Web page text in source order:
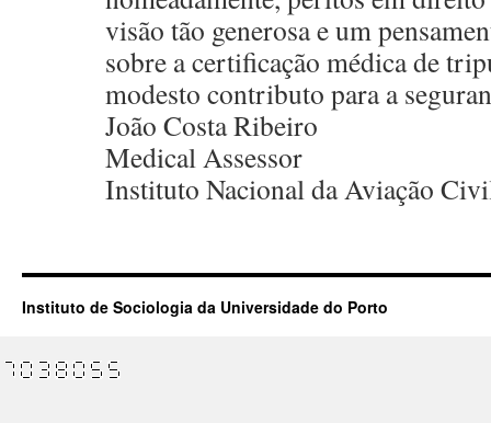
visão tão generosa e um
sobre a certificação médica de
modesto contributo para a
João Costa Ribeiro
Medical Assessor
Instituto Nacional da Aviação
Instituto de Sociologia da Universidade do Porto